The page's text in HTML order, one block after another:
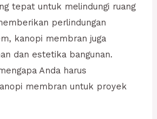
tepat untuk melindungi ruang
perlindungan
kanopi membran juga
dan estetika bangunan.
Anda harus
membran untuk proyek